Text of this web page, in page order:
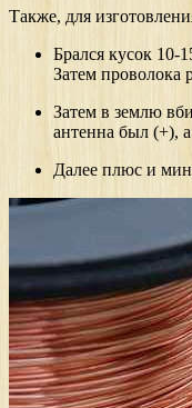
Также, для
Брался кусок 10-
Затем проволока
Затем в землю
антенна был (+),
Далее плюс и